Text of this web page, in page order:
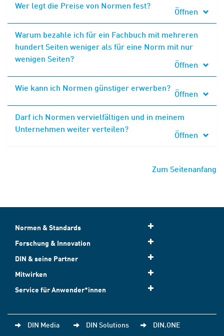
Wer legt die Preise von Normen fest?
Öffnen
Warum bezahle ich für ein Fachbuch mit mehreren
hundert Seiten weniger als für eine Norm mit nur
wenigen Seiten?
Öffnen
Wie kann ich Normen günstiger erwerben?
Öffnen
Darf ich Normen vervielfältigen und in meinem
Unternehmen weiter verteilen?
Öffnen
Zum Seitenanfang
Normen & Standards
Forschung & Innovation
DIN & seine Partner
Mitwirken
Service für Anwender*innen
DIN Media DIN Solutions DIN.ONE